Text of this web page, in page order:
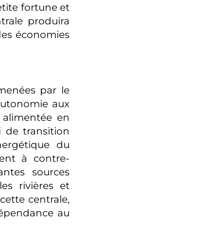
fortune et
produira
économies
par le
aux
en
de transition
du
à contre-
sources
rivières et
centrale,
au